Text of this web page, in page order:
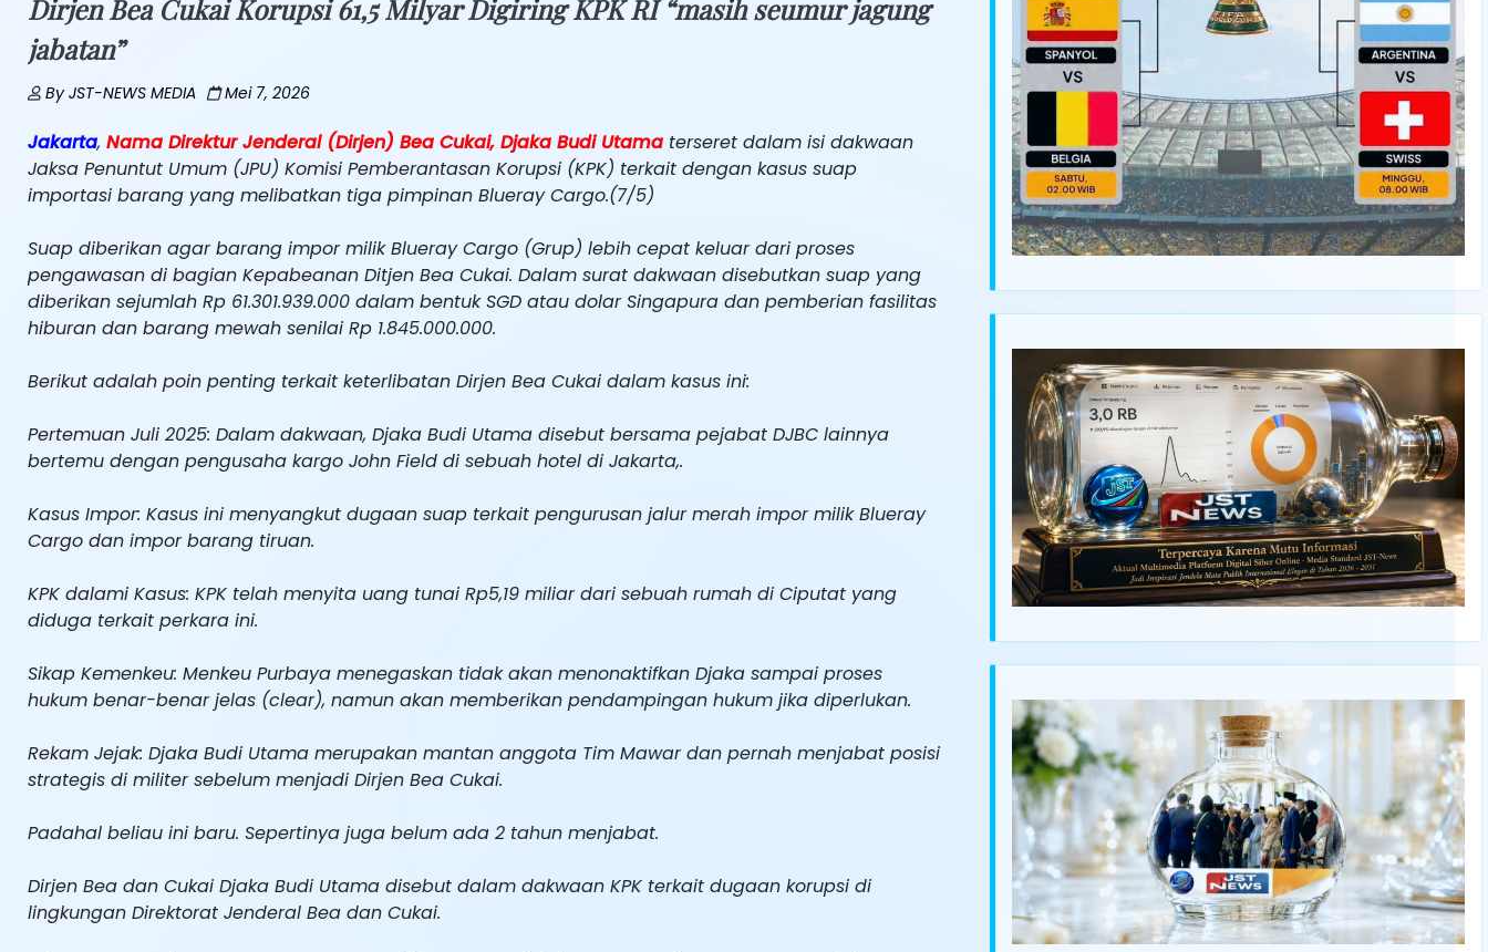
Dirjen Bea Cukai Korupsi 61,5 Milyar Digiring KPK RI “masih seumur jagung
jabatan”
ByJST-NEWS MEDIA Mei 7, 2026
Jakarta, Nama Direktur Jenderal (Dirjen) Bea Cukai, Djaka Budi Utama terseret dalam isi dakwaan
Jaksa Penuntut Umum (JPU) Komisi Pemberantasan Korupsi (KPK) terkait dengan kasus suap
importasi barang yang melibatkan tiga pimpinan Blueray Cargo.(7/5)
Suap diberikan agar barang impor milik Blueray Cargo (Grup) lebih cepat keluar dari proses
pengawasan di bagian Kepabeanan Ditjen Bea Cukai. Dalam surat dakwaan disebutkan suap yang
diberikan sejumlah Rp 61.301.939.000 dalam bentuk SGD atau dolar Singapura dan pemberian fasilitas
hiburan dan barang mewah senilai Rp 1.845.000.000.
Berikut adalah poin penting terkait keterlibatan Dirjen Bea Cukai dalam kasus ini:
Pertemuan Juli 2025: Dalam dakwaan, Djaka Budi Utama disebut bersama pejabat DJBC lainnya
bertemu dengan pengusaha kargo John Field di sebuah hotel di Jakarta,.
Kasus Impor: Kasus ini menyangkut dugaan suap terkait pengurusan jalur merah impor milik Blueray
Cargo dan impor barang tiruan.
KPK dalami Kasus: KPK telah menyita uang tunai Rp5,19 miliar dari sebuah rumah di Ciputat yang
diduga terkait perkara ini.
Sikap Kemenkeu: Menkeu Purbaya menegaskan tidak akan menonaktifkan Djaka sampai proses
hukum benar-benar jelas (clear), namun akan memberikan pendampingan hukum jika diperlukan.
Rekam Jejak: Djaka Budi Utama merupakan mantan anggota Tim Mawar dan pernah menjabat posisi
strategis di militer sebelum menjadi Dirjen Bea Cukai.
Padahal beliau ini baru. Sepertinya juga belum ada 2 tahun menjabat.
Dirjen Bea dan Cukai Djaka Budi Utama disebut dalam dakwaan KPK terkait dugaan korupsi di
lingkungan Direktorat Jenderal Bea dan Cukai.